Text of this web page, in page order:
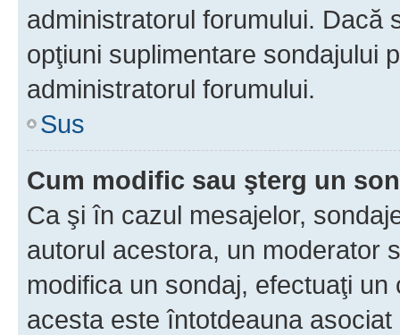
administratorul forumului. Dacă
opţiuni suplimentare sondajului
administratorul forumului.
Sus
Cum modific sau şterg un
Ca şi în cazul mesajelor,
autorul acestora, un moderator
modifica un sondaj, efectuaţi
acesta este întotdeauna